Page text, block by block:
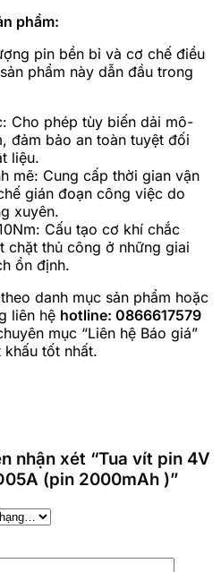
phẩm:
pin bền bỉ và cơ chế điều
phẩm này dẫn đầu trong
Cho phép tùy biến dải mô-
đảm bảo an toàn tuyệt đối
liệu.
mẽ: Cung cấp thời gian vận
gián đoạn công việc do
xuyên.
Cấu tạo cơ khí chắc
chặt thủ công ở những giai
ổn định.
danh mục sản phẩm hoặc
liên hệ hotline: 0866617579
mục “Liên hệ Báo giá”
tốt nhất.
nhận xét “Tua vít pin 4V
(pin 2000mAh )”